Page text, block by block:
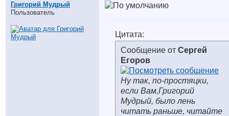
Григорий Мудрый
Пользователь
Цитата:
Сообщение от Сергей
Егоров
Ну так, по-простяцки,
если Вам,Григорий
Мудрый, было лень
читать раньше, читайте